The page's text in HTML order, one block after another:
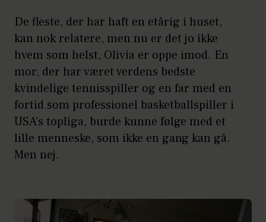
De fleste, der har haft en etårig i huset,
kan nok relatere, men nu er det jo ikke
hvem som helst, Olivia er oppe imod. En
mor, der har været verdens bedste
kvindelige tennisspiller og en far med en
fortid som professionel basketballspiller i
USA’s topliga, burde kunne følge med et
lille menneske, som ikke en gang kan gå.
Men nej.